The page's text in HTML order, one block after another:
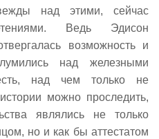
над этими, сейчас
Ведь Эдисон
возможность и
над железными
над чем только не
можно проследить,
являлись не только
но и как бы аттестатом